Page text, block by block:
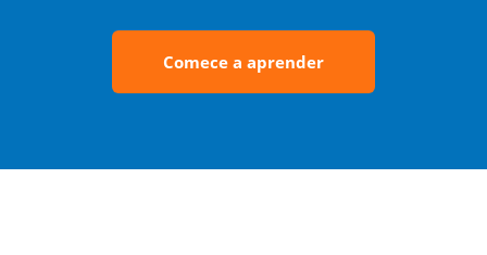
Comece a aprender